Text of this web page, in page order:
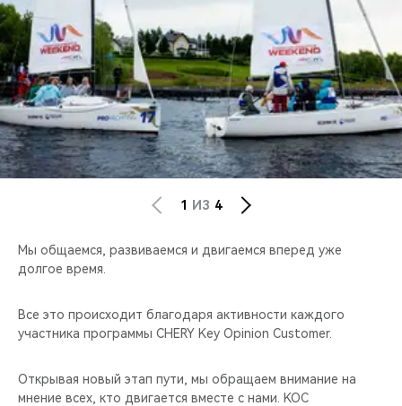
CHERY И СПОРТ
НАШИ МЕРОПРИЯТИЯ
ВИДЕООБЗОРЫ
1 ИЗ 4
Мы общаемся, развиваемся и двигаемся вперед уже
долгое время.
Все это происходит благодаря активности каждого
участника программы CHERY Key Opinion Customer.
Открывая новый этап пути, мы обращаем внимание на
мнение всех, кто двигается вместе с нами. KOC